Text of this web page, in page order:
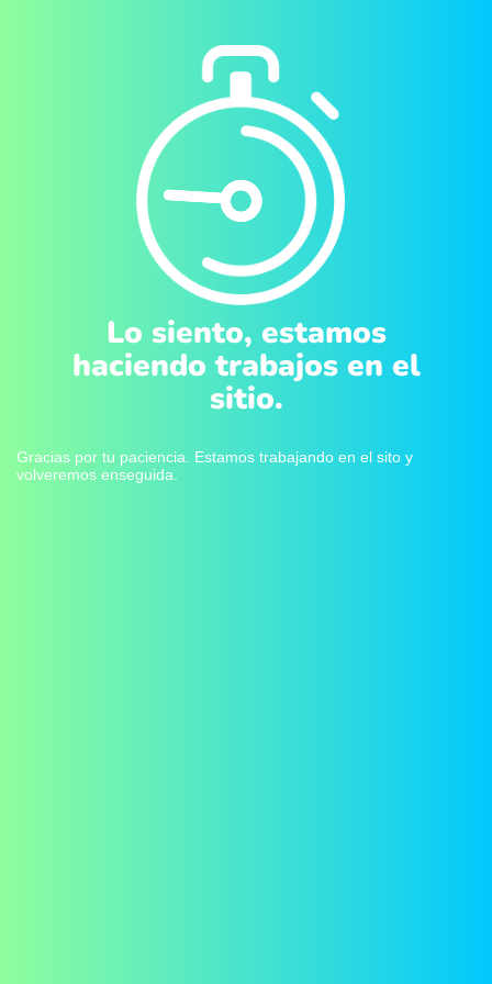
Lo siento, estamos
haciendo trabajos en el
sitio.
Gracias por tu paciencia. Estamos trabajando en el sito y
volveremos enseguida.